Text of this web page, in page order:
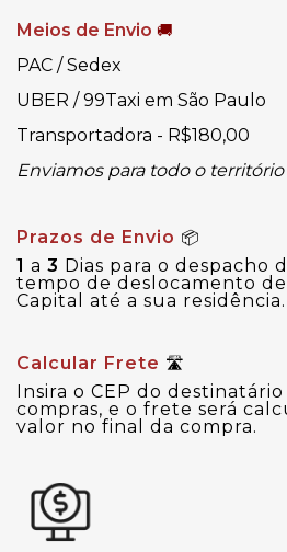
Meios de Envio 🚚
PAC / Sedex
UBER / 99Taxi em São Paulo
Transportadora - R$180,00
Enviamos para todo o
Prazos de Envio 📦
1 a 3 Dias para o despacho
tempo de deslocamento
Capital até a sua residência.
Calcular Frete 🛣
Insira o CEP do
compras, e o frete será
valor no final da compra.